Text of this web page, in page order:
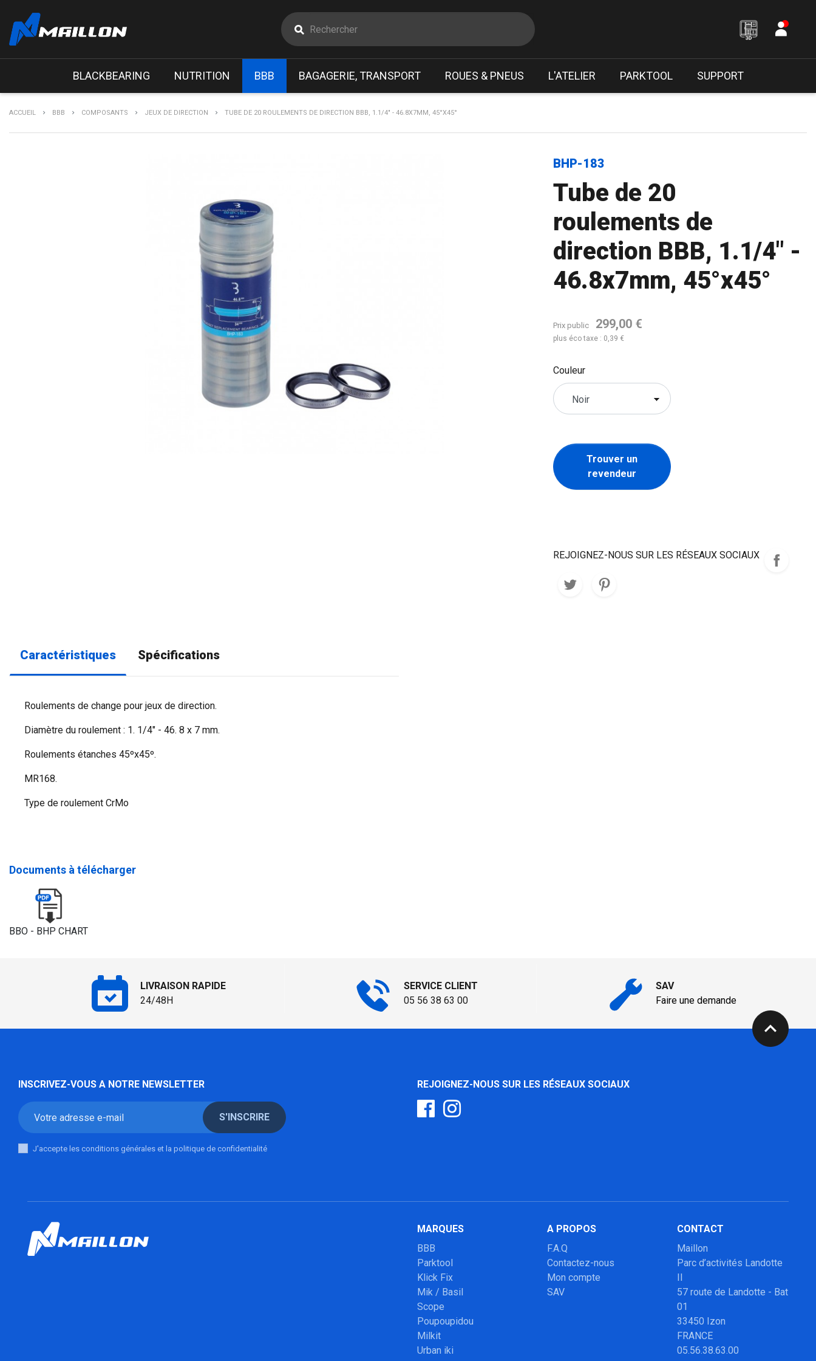
BLACKBEARING NUTRITION BBB BAGAGERIE, TRANSPORT ROUES & PNEUS L'ATELIER PARKTOOL SUPPORT
ACCUEIL BBB COMPOSANTS JEUX DE DIRECTION TUBE DE 20 ROULEMENTS DE DIRECTION BBB, 1.1/4" - 46.8X7MM, 45°X45°
BHP-183
Tube de 20
roulements de
direction BBB, 1.1/4" -
46.8x7mm, 45°x45°
Prix public 299,00 €
plus éco taxe : 0,39 €
Couleur
Trouver un
revendeur
REJOIGNEZ-NOUS SUR LES RÉSEAUX SOCIAUX
Caractéristiques Spécifications
Roulements de change pour jeux de direction.
Diamètre du roulement : 1. 1/4" - 46. 8 x 7 mm.
Roulements étanches 45ºx45º.
MR168.
Type de roulement CrMo
Documents à télécharger
BBO - BHP CHART
LIVRAISON RAPIDE
24/48H
SERVICE CLIENT
05 56 38 63 00
SAV
Faire une demande
expand_less
INSCRIVEZ-VOUS A NOTRE NEWSLETTER
S'INSCRIRE
J'accepte les conditions générales et la politique de confidentialité
REJOIGNEZ-NOUS SUR LES RÉSEAUX SOCIAUX
MARQUES
BBB
Parktool
Klick Fix
Mik / Basil
Scope
Poupoupidou
Milkit
Urban iki
A PROPOS
F.A.Q
Contactez-nous
Mon compte
SAV
CONTACT
Maillon
Parc d’activités Landotte
II
57 route de Landotte - Bat
01
33450 Izon
FRANCE
05.56.38.63.00